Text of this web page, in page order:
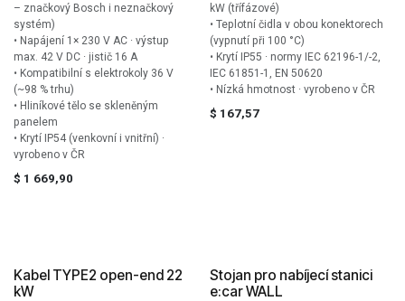
– značkový Bosch i neznačkový
systém)
• Napájení 1× 230 V AC · výstup
max. 42 V DC · jistič 16 A
• Kompatibilní s elektrokoly 36 V
(~98 % trhu)
• Hliníkové tělo se skleněným
panelem
• Krytí IP54 (venkovní i vnitřní) ·
vyrobeno v ČR
$ 1 669,90
kW (třífázové)
• Teplotní čidla v obou konektorech
(vypnutí při 100 °C)
• Krytí IP55 · normy IEC 62196-1/-2,
IEC 61851-1, EN 50620
• Nízká hmotnost · vyrobeno v ČR
$ 167,57
Kabel TYPE2 open-end 22
kW
Stojan pro nabíjecí stanici
e:car WALL